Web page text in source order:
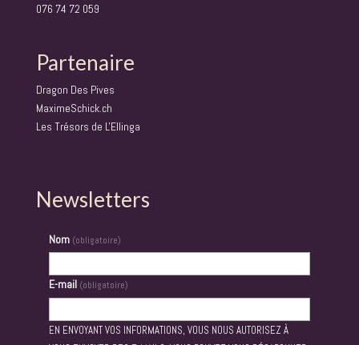
076 74 72 059
Partenaire
Dragon Des Pives
MaximeSchick.ch
Les Trésors de L'Ellinga
Newsletters
Nom (obligatoire)
E-mail (obligatoire)
EN ENVOYANT VOS INFORMATIONS, VOUS NOUS AUTORISEZ À